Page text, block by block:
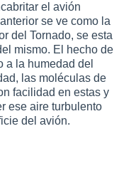
el avión
se ve como la
del Tornado, se esta
mismo. El hecho de
a la humedad del
las moléculas de
facilidad en estas y
ese aire turbulento
del avión.